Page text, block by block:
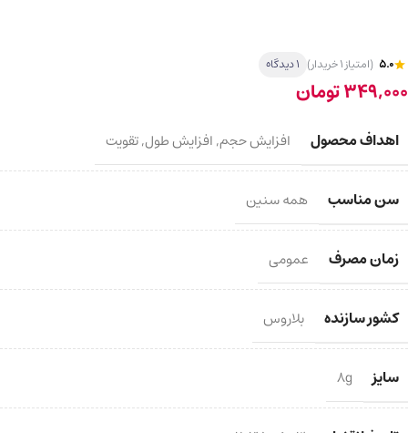
5.0 (امتیاز 1 خریدار) 1 دیدگاه
349,000تومان
اهداف محصول افزایش حجم,افزایش طول,تقویت
سن مناسب همه سنین
زمان مصرف عمومی
کشور سازنده بلاروس
سایز 8g